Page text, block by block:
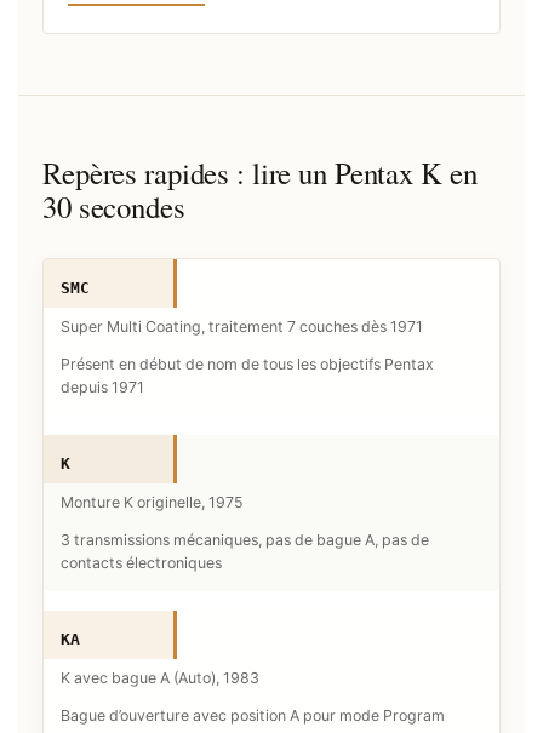
Repères rapides : lire un Pentax K en
30 secondes
SMC
Super Multi Coating, traitement 7 couches dès 1971
Présent en début de nom de tous les objectifs Pentax
depuis 1971
K
Monture K originelle, 1975
3 transmissions mécaniques, pas de bague A, pas de
contacts électroniques
KA
K avec bague A (Auto), 1983
Bague d’ouverture avec position A pour mode Program